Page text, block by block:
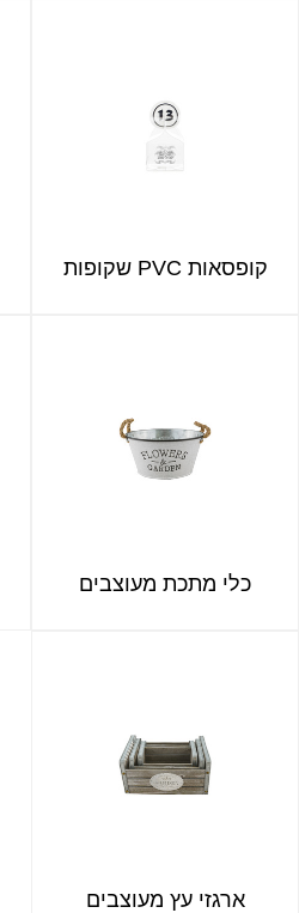
קופסאות PVC שקופות
כלי מתכת מעוצבים
ארגזי עץ מעוצבים